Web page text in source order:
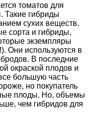
томатов для
Такие гибриды
сухих веществ.
сорта и гибриды,
экземпляры
Они используются в
В последние
окраской плодов и
большую часть
но покупатель
плоды. Но, объемы
чем гибридов для